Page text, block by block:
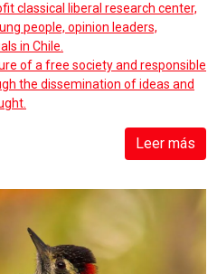
classical liberal research center,
people, opinion leaders,
in Chile.
of a free society and responsible
the dissemination of ideas and
Leer más